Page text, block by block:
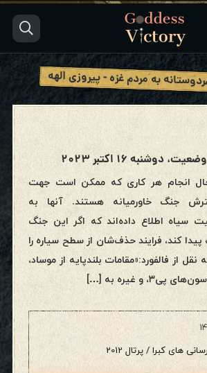
به مردم غزه - پیروزی الهه
دوشنبه ۱۶ اکتبر ۲۰۲۳
حال انجام هر کاری که ممکن است جهت
جنگ خاورمیانه هستند. آنها به
سیاه اطلاع داده‌اند که اگر این جنگ
کند، فرایند حذف‌شان از سطح سیاره را
نقل از فالفورد:«مقامات بلندپایه از موساد،
و غیره به […]
های کبرا / پرتال 2012